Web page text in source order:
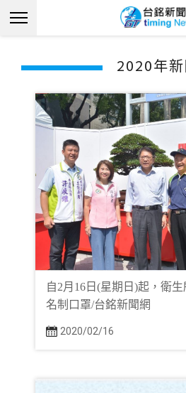
2020年新
自2月16日(星期日)起，衛
名制口罩/台銘新聞網
2020/02/16